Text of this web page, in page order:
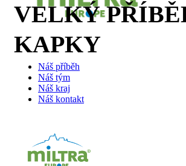
Náš příběh
Náš tým
Náš kraj
Náš kontakt
VELKÝ
KAPKY